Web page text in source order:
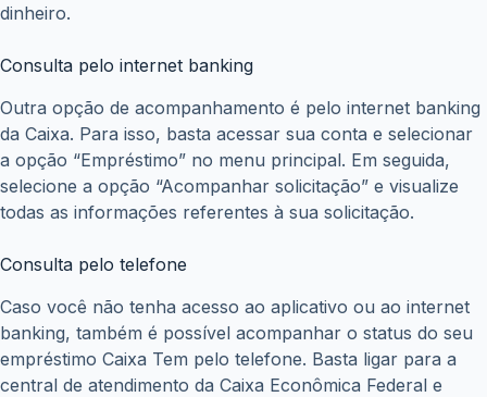
dinheiro.
Consulta pelo internet banking
Outra opção de acompanhamento é pelo internet banking
da Caixa. Para isso, basta acessar sua conta e selecionar
a opção “Empréstimo” no menu principal. Em seguida,
selecione a opção “Acompanhar solicitação” e visualize
todas as informações referentes à sua solicitação.
Consulta pelo telefone
Caso você não tenha acesso ao aplicativo ou ao internet
banking, também é possível acompanhar o status do seu
empréstimo Caixa Tem pelo telefone. Basta ligar para a
central de atendimento da Caixa Econômica Federal e